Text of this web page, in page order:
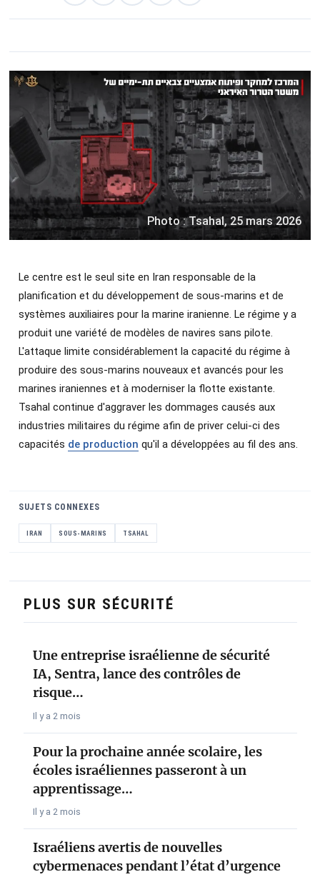
Photo : Tsahal, 25 mars 2026
Le centre est le seul site en Iran responsable de la
planification et du développement de sous-marins et de
systèmes auxiliaires pour la marine iranienne. Le régime y a
produit une variété de modèles de navires sans pilote.
L'attaque limite considérablement la capacité du régime à
produire des sous-marins nouveaux et avancés pour les
marines iraniennes et à moderniser la flotte existante.
Tsahal continue d'aggraver les dommages causés aux
industries militaires du régime afin de priver celui-ci des
capacités de production qu'il a développées au fil des ans.
SUJETS CONNEXES
IRAN SOUS-MARINS TSAHAL
PLUS SUR SÉCURITÉ
Une entreprise israélienne de sécurité
IA, Sentra, lance des contrôles de
risque…
Il y a 2 mois
Pour la prochaine année scolaire, les
écoles israéliennes passeront à un
apprentissage…
Il y a 2 mois
Israéliens avertis de nouvelles
cybermenaces pendant l’état d’urgence